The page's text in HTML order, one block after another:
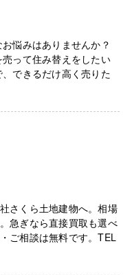
悩みはありませんか？
って住み替えをしたい
できるだけ高く売りた
さくら土地建物へ。相場
急ぎなら直接買取も選べ
ご相談は無料です。TEL